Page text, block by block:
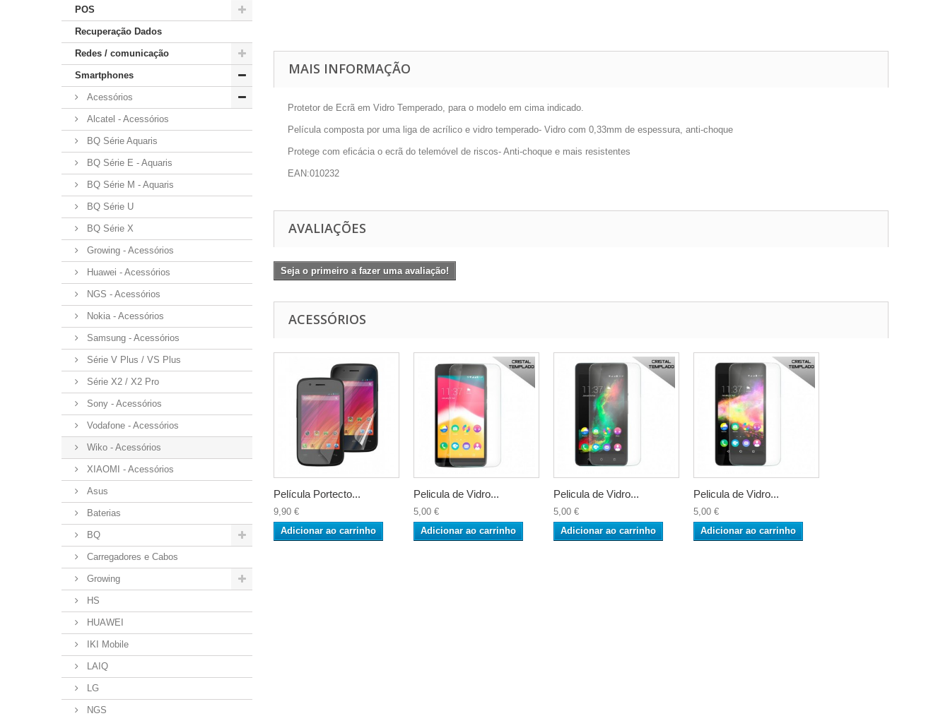
POS
Recuperação Dados
Redes / comunicação
Smartphones
Acessórios
Alcatel - Acessórios
BQ Série Aquaris
BQ Série E - Aquaris
BQ Série M - Aquaris
BQ Série U
BQ Série X
Growing - Acessórios
Huawei - Acessórios
NGS - Acessórios
Nokia - Acessórios
Samsung - Acessórios
Série V Plus / VS Plus
Série X2 / X2 Pro
Sony - Acessórios
Vodafone - Acessórios
Wiko - Acessórios
XIAOMI - Acessórios
Asus
Baterias
BQ
Carregadores e Cabos
Growing
HS
HUAWEI
IKI Mobile
LAIQ
LG
NGS
MAIS INFORMAÇÃO
Protetor de Ecrã em Vidro Temperado, para o modelo em cima indicado.
Película composta por uma liga de acrílico e vidro temperado- Vidro com 0,33mm de espessura, anti-choque
Protege com eficácia o ecrã do telemóvel de riscos- Anti-choque e mais resistentes
EAN:010232
AVALIAÇÕES
Seja o primeiro a fazer uma avaliação!
ACESSÓRIOS
Película Portecto...
9,90 €
Adicionar ao carrinho
Pelicula de Vidro...
5,00 €
Adicionar ao carrinho
Pelicula de Vidro...
5,00 €
Adicionar ao carrinho
Pelicula de Vidro...
5,00 €
Adicionar ao carrinho